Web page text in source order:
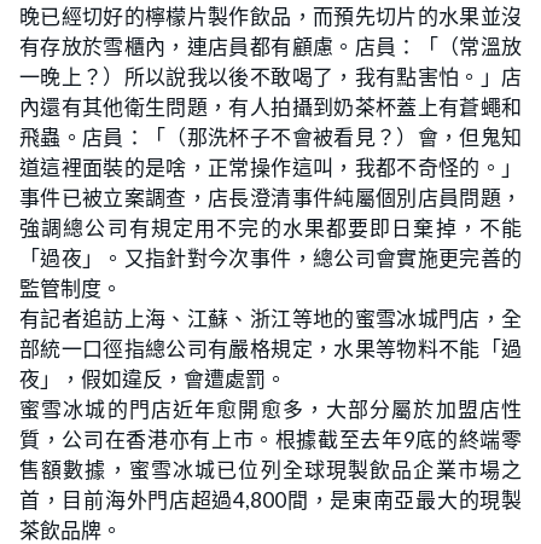
晚已經切好的檸檬片製作飲品，而預先切片的水果並沒
有存放於雪櫃內，連店員都有顧慮。店員：「（常溫放
一晚上？）所以說我以後不敢喝了，我有點害怕。」店
內還有其他衛生問題，有人拍攝到奶茶杯蓋上有蒼蠅和
飛蟲。店員：「（那洗杯子不會被看見？）會，但鬼知
道這裡面裝的是啥，正常操作這叫，我都不奇怪的。」
事件已被立案調查，店長澄清事件純屬個別店員問題，
強調總公司有規定用不完的水果都要即日棄掉，不能
「過夜」。又指針對今次事件，總公司會實施更完善的
監管制度。
有記者追訪上海、江蘇、浙江等地的蜜雪冰城門店，全
部統一口徑指總公司有嚴格規定，水果等物料不能「過
夜」，假如違反，會遭處罰。
蜜雪冰城的門店近年愈開愈多，大部分屬於加盟店性
質，公司在香港亦有上市。根據截至去年9底的終端零
售額數據，蜜雪冰城已位列全球現製飲品企業市場之
首，目前海外門店超過4,800間，是東南亞最大的現製
茶飲品牌。